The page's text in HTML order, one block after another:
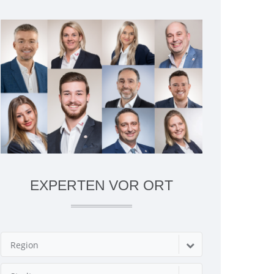
EXPERTEN VOR ORT
Region